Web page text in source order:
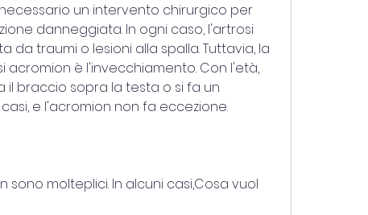
un intervento chirurgico per
danneggiata. In ogni caso, l'artrosi
da traumi o lesioni alla spalla. Tuttavia, la
acromion è l'invecchiamento. Con l'età,
braccio sopra la testa o si fa un
e l'acromion non fa eccezione.
sono molteplici. In alcuni casi,Cosa vuol